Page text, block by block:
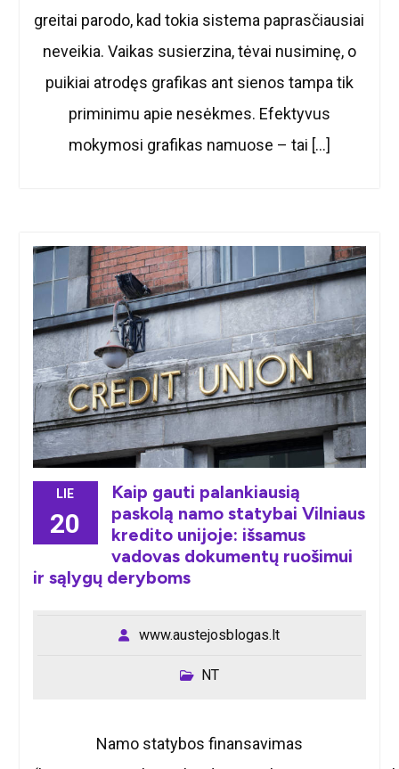
greitai parodo, kad tokia sistema paprasčiausiai
neveikia. Vaikas susierzina, tėvai nusiminę, o
puikiai atrodęs grafikas ant sienos tampa tik
priminimu apie nesėkmes. Efektyvus
mokymosi grafikas namuose – tai […]
LIE
20
Kaip gauti palankiausią
paskolą namo statybai Vilniaus
kredito unijoje: išsamus
vadovas dokumentų ruošimui
ir sąlygų deryboms
www.austejosblogas.lt
NT
Namo statybos finansavimas